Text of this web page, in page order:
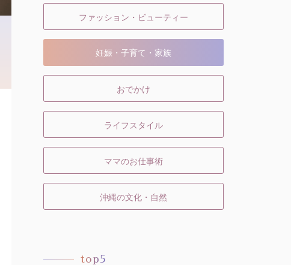
ファッション・ビューティー
妊娠・子育て・家族
おでかけ
ライフスタイル
ママのお仕事術
沖縄の文化・自然
top5